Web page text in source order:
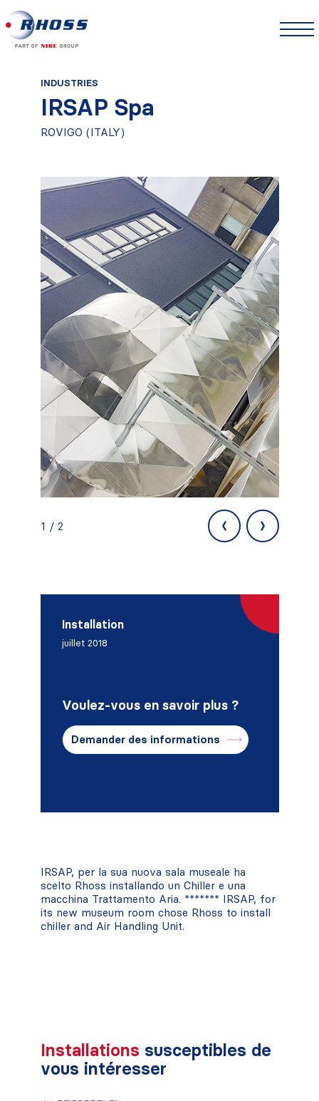
INDUSTRIES
IRSAP Spa
ROVIGO (ITALY)
1 / 2 ‹ ›
Installation
juillet 2018
Voulez-vous en savoir plus ?
Demander des informations
IRSAP, per la sua nuova sala museale ha
scelto Rhoss installando un Chiller e una
macchina Trattamento Aria. ******* IRSAP, for
its new museum room chose Rhoss to install
chiller and Air Handling Unit.
Installations susceptibles de
vous intéresser